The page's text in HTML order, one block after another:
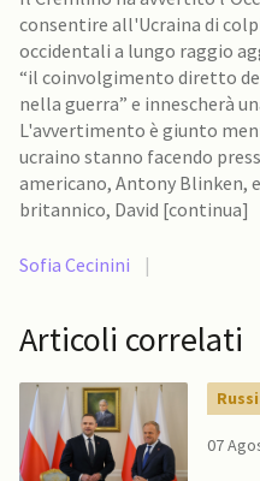
consentire all'Ucraina di
occidentali a lungo raggio
“il coinvolgimento diretto
nella guerra” e innescherà
L'avvertimento è giunto
ucraino stanno facendo
americano, Antony Blinken,
britannico, David [continua]
Sofia Cecinini |
Articoli correlati
07